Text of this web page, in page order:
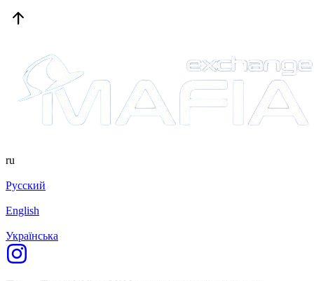
ru
Русский
English
Українська